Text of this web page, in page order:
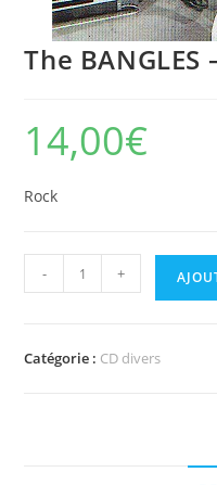
The
14,00€
Rock
quantité
de
BANGLES
- +
Catégorie : CD divers